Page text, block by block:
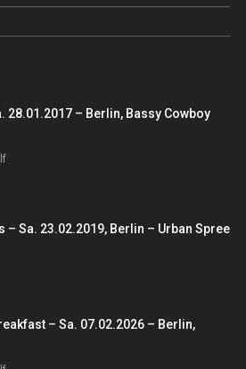
28.01.2017 – Berlin, Bassy Cowboy
– Sa. 23.02.2019, Berlin – Urban Spree
– Sa. 07.02.2026 – Berlin,